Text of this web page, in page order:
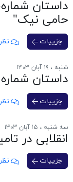
حامی نیک"
جزییات
شنبه ، ۱۹ آبان ۱۴۰۳
داستان
جزییات
سه شنبه ، ۱۵ آبان ۱۴۰۳
انقلابی در
جزییات